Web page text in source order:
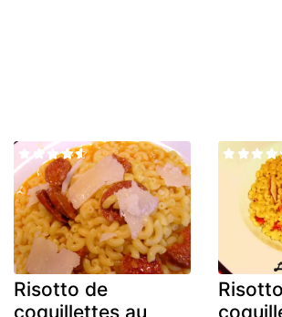
Risotto de
coquillettes au